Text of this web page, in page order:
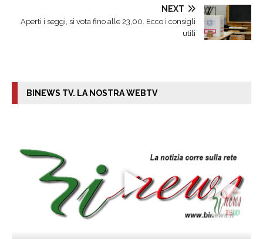
NEXT
Aperti i seggi, si vota fino alle 23,00. Ecco i consigli
utili
BINEWS TV. LA NOSTRA WEBTV